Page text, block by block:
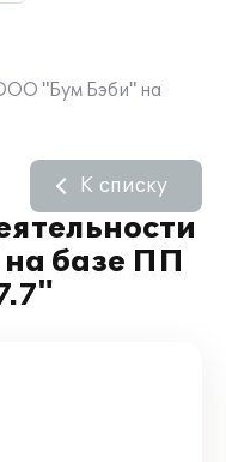
"Бум Бэби" на
базе ПП
К списку